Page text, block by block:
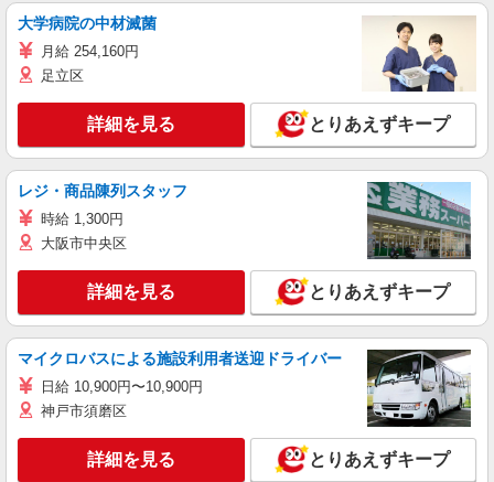
大学病院の中材滅菌
月給 254,160円
足立区
詳細を見る とりあえずキープ
レジ・商品陳列スタッフ
時給 1,300円
大阪市中央区
詳細を見る とりあえずキープ
マイクロバスによる施設利用者送迎ドライバー
日給 10,900円〜10,900円
神戸市須磨区
詳細を見る とりあえずキープ